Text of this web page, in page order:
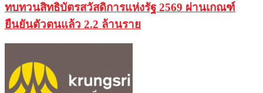
ทบทวนสิทธิบัตรสวัสดิการแห่งรัฐ 2569 ผ่านเกณฑ์
ยืนยันตัวตนแล้ว 2.2 ล้านราย